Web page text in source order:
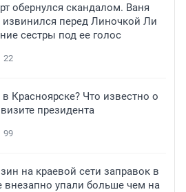
обернулся скандалом. Ваня
перед Линочкой Ли
сестры под ее голос
22
Красноярске? Что известно о
президента
99
на краевой сети заправок в
внезапно упали больше чем на